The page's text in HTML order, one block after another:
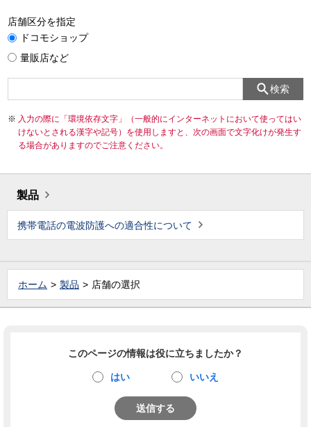
店舗区分を指定
ドコモショップ
量販店など
検索
入力の際に「環境依存文字」（一般的にインターネットにおいて使ってはい
けないとされる漢字や記号）を使用しますと、次の画面で文字化けが発生す
る場合がありますのでご注意ください。
製品
携帯電話の電波防護への適合性について
ホーム 製品 店舗の選択
このページの情報は役に立ちましたか？
はい いいえ
送信する